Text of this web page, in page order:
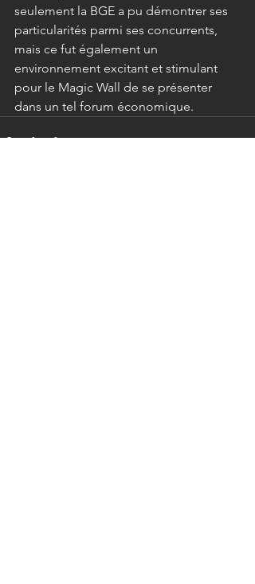
seulement la BGE a pu démontrer ses
particularités parmi ses concurrents,
mais ce fut également un
environnement excitant et stimulant
pour le Magic Wall de se présenter
dans un tel forum économique.